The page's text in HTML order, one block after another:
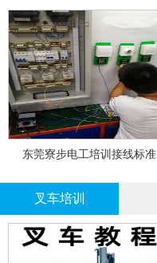
东莞寮步电工培训接线标准
叉车培训